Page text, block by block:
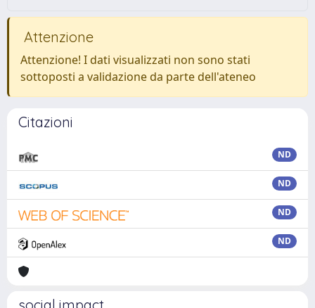
Attenzione
Attenzione! I dati visualizzati non sono stati
sottoposti a validazione da parte dell'ateneo
Citazioni
ND
ND
ND
ND